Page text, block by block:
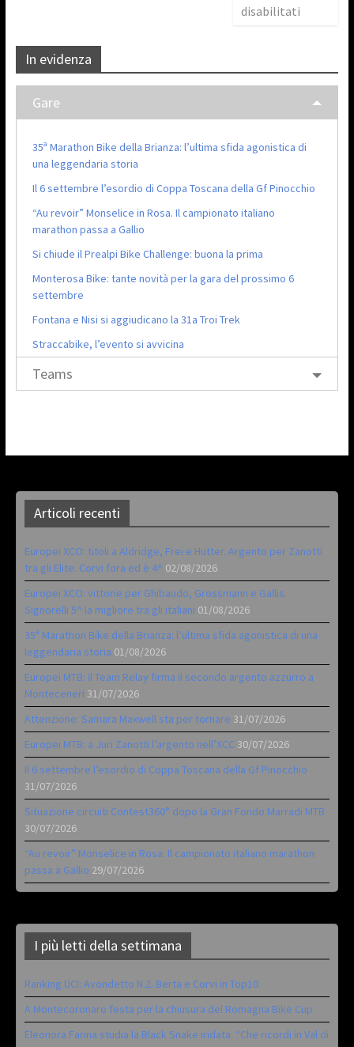
disabilitati
In evidenza
Gare
35ª Marathon Bike della Brianza: l’ultima sfida agonistica di
una leggendaria storia
Il 6 settembre l’esordio di Coppa Toscana della Gf Pinocchio
“Au revoir” Monselice in Rosa. Il campionato italiano
marathon passa a Gallio
Si chiude il Prealpi Bike Challenge: buona la prima
Monterosa Bike: tante novità per la gara del prossimo 6
settembre
Fontana e Nisi si aggiudicano la 31a Troi Trek
Straccabike, l’evento si avvicina
Teams
Articoli recenti
Europei XCO: titoli a Aldridge, Frei e Hutter. Argento per Zanotti
tra gli Elite. Corvi fora ed è 4^ 02/08/2026
Europei XCO: vittorie per Ghibaudo, Grossmann e Gallis.
Signorelli 5^ la migliore tra gli italiani 01/08/2026
35ª Marathon Bike della Brianza: l’ultima sfida agonistica di una
leggendaria storia 01/08/2026
Europei MTB: il Team Relay firma il secondo argento azzurro a
Monteceneri 31/07/2026
Attenzione: Samara Maxwell sta per tornare 31/07/2026
Europei MTB: a Juri Zanotti l’argento nell’XCC 30/07/2026
Il 6 settembre l’esordio di Coppa Toscana della Gf Pinocchio
31/07/2026
Situazione circuiti Contest360° dopo la Gran Fondo Marradi MTB
30/07/2026
“Au revoir” Monselice in Rosa. Il campionato italiano marathon
passa a Gallio 29/07/2026
I più letti della settimana
Ranking UCI: Avondetto N.2. Berta e Corvi in Top10
A Montecoronaro festa per la chiusura del Romagna Bike Cup
Eleonora Farina studia la Black Snake iridata: “Che ricordi in Val di